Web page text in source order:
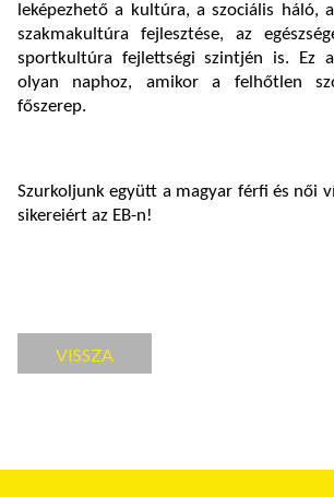
leképezhető a kultúra, a szociális háló,
szakmakultúra fejlesztése, az
sportkultúra fejlettségi szintjén is. Ez
olyan naphoz, amikor a felhőtlen
főszerep.
Szurkoljunk együtt a magyar férfi és női
sikereiért az EB-n!
VISSZA